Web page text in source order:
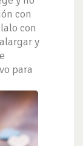
con
con
y
para